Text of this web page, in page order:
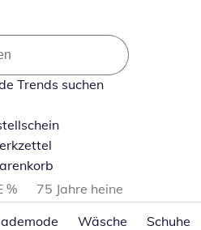
Trends suchen
%
75 Jahre heine
Wäsche Schuhe